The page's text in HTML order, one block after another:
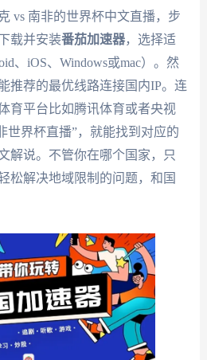
vs 南非的世界杯中文直播，步
载并安装番茄加速器，选择适
、iOS、Windows或mac）。然
推荐的最优线路连接国内IP。连
育平台比如腾讯体育或者央视
世界杯直播”，就能找到对应的
解说。不管你在哪个国家，只
松解决地域限制的问题，和国